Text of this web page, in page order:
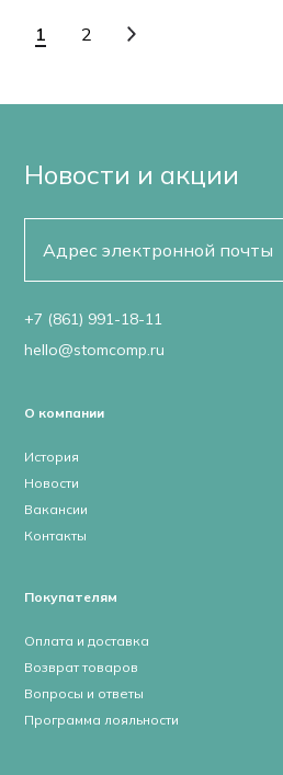
1 2
Новости и акции
+7 (861) 991-18-11
hello@stomcomp.ru
О компании
История
Новости
Вакансии
Контакты
Покупателям
Оплата и доставка
Возврат товаров
Вопросы и ответы
Программа лояльности